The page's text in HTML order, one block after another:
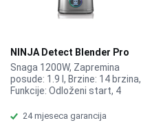
NINJA Detect Blender Pro
TB201EU
Snaga 1200W, Zapremina
posude: 1.9 l, Brzine: 14 brzina,
Funkcije: Odloženi start, 4
programa, Drobljenje leda,
24 mjeseca garancija